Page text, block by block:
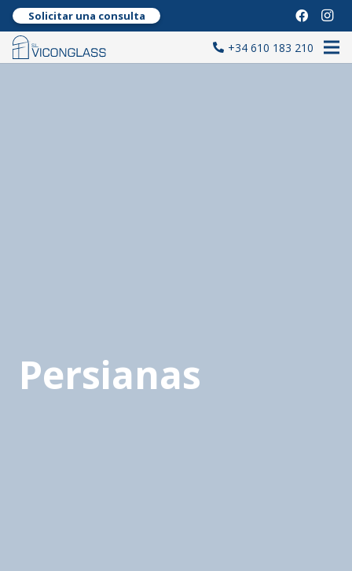
Solicitar una consulta
+34 610 183 210
Persianas